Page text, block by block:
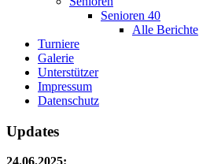
Senioren 40
Alle Berichte
Turniere
Galerie
Unterstützer
Impressum
Datenschutz
Updates